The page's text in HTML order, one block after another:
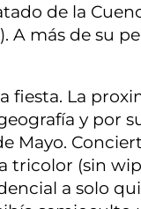
de la
A más de su
fiesta. La
y por
Mayo.
tricolor (sin
a solo